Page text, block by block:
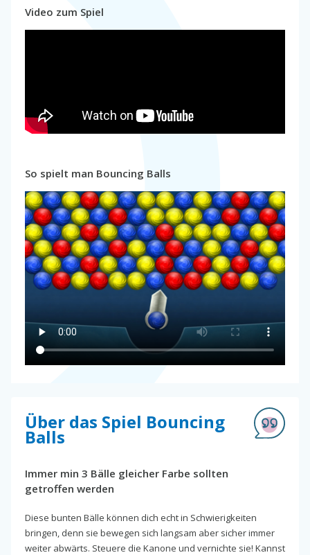
Video zum Spiel
So spielt man Bouncing Balls
Über das Spiel Bouncing
Balls
Immer min 3 Bälle gleicher Farbe sollten
getroffen werden
Diese bunten Bälle können dich echt in Schwierigkeiten
bringen, denn sie bewegen sich langsam aber sicher immer
weiter abwärts. Steuere die Kanone und vernichte sie! Kannst